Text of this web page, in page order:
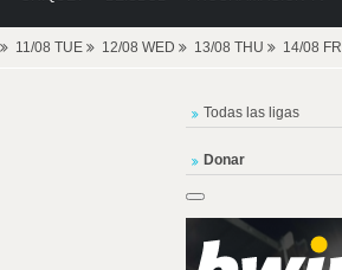
11/08 TUE 12/08 WED 13/08 THU 14/08 FRI
Todas las ligas
Donar